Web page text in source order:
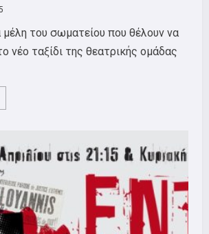
του σωματείου που θέλουν να
νέο ταξίδι της θεατρικής ομάδας
του
Αρχίζει